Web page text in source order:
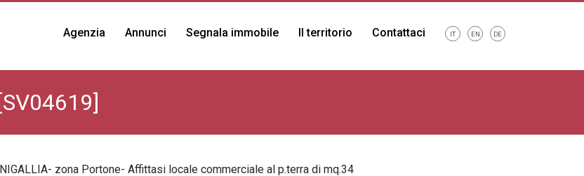
Agenzia Annunci Segnala immobile Il territorio Contattaci IT EN DE
ALTRO APPARTAMENTO A ALTRA VILLA A ALTRA CASA A
zona Portone- Affittasi locale commerciale al p.terra di mq.34